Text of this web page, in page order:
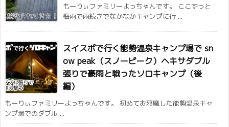
もーりぃファミリーよっちゃんです。 ここずっと
梅雨で雨続きでなかなかキャンプに行 ...
スイスポで行く能勢温泉キャンプ場で sn
ow peak（スノーピーク）ヘキサダブル
張りで豪雨と戦ったソロキャンプ（後
編）
もーりぃファミリーよっちゃんです。 初めてお邪魔した能勢温泉キャ
ンプ場でのダブル ...